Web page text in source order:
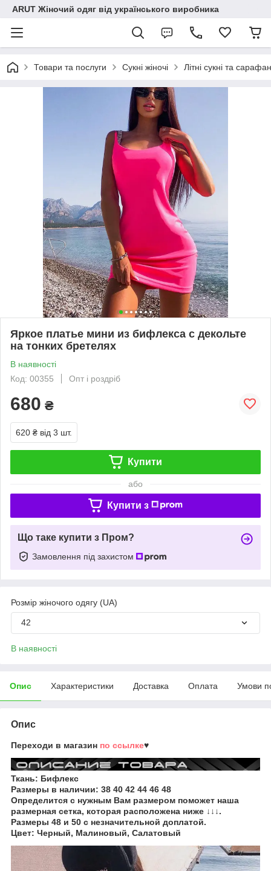
ARUT Жіночий одяг від українського виробника
Товари та послуги Сукні жіночі Літні сукні та
Яркое платье мини из бифлекса с декольте
на тонких бретелях
В наявності
Код: 00355
Опт і роздріб
680 ₴
620 ₴ від 3 шт.
Купити
або
Купити з
Що таке купити з Пром?
Замовлення під захистом
Розмір жіночого одягу (UA)
42
В наявності
Опис Характеристики Доставка Оплата Умови
Опис
Переходи в магазин по ссылке♥
Ткань: Бифлекс
Размеры в наличии: 38 40 42 44 46 48
Определится с нужным Вам размером поможет наша
размерная сетка, которая расположена ниже ↓↓↓.
Размеры 48 и 50 с незначительной доплатой.
Цвет: Черный, Малиновый, Салатовый